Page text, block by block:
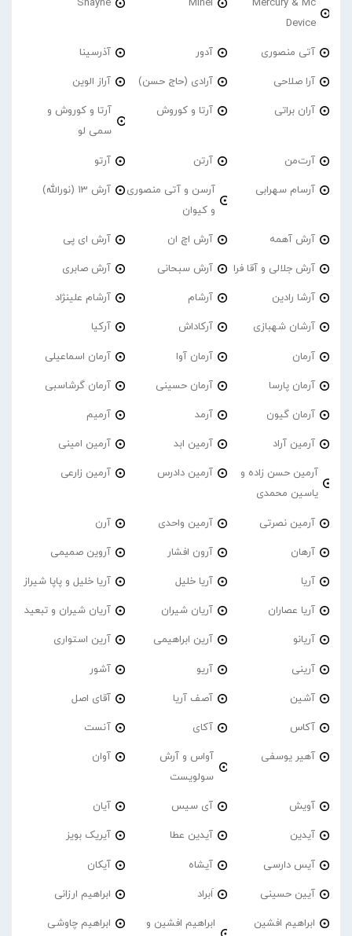
Mercury & Mc
Device
Minel
Shayne
آتی منصوری آدور آذرسینا
آرا صلاحی آرادی (حاج حسن) آراز الوین
آران براتی آرتا و کوروش
آرتا و کوروش و
سمی لو
آرت‌من آرتن آرتو
آرسام سهرابی
آرسن و آتی منصوری
و کیوان
آرش 13 (نورالله)
آرش آهمه آرش اچ ان آرش ای پی
آرش جلالی و آقا فرا آرش سبحانی آرش صابری
آرشا رادین آرشام آرشام علینژاد
آرشان شهبازی آرکاداش آرکیا
آرمان آرمان آوا آرمان اسماعیلی
آرمان پارسا آرمان حسینی آرمان گرشاسبی
آرمان گیون آرمد آرمیم
آرمین آراد آرمین ابد آرمین امینی
آرمین حسن زاده و
یاسین محمدی
آرمین دادرس آرمین زارعی
آرمین نصرتی آرمین واحدی آرن
آرهان آرون افشار آروین صمیمی
آریا آریا خلیل آریا خلیل و پاپا شیراز
آریا عصاران آریان شیران آریان شیران و تبعید
آریانو آرین ابراهیمی آرین استواری
آرینی آریو آشور
آشین آصف آریا آقای اصل
آکاس آکای آنست
آهیر یوسفی
آواس و آرش
سولویست
آوان
آویش آی سیس آیان
آیدین آیدین عطا آیریک بویز
آیس دارسی آیشاه آیکان
آیین حسینی اَبراد ابراهیم ارزانی
ابراهیم افشین
ابراهیم افشین و
ابراهیم چاوشی